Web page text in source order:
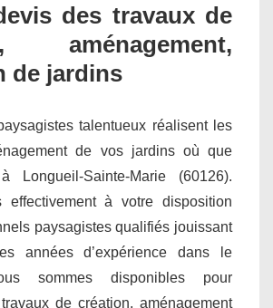
des travaux de
aménagement,
de jardins
talentueux réalisent les
de vos jardins où que
Longueil-Sainte-Marie (60126).
effectivement à votre disposition
paysagistes qualifiés jouissant
années d’expérience dans le
sommes disponibles pour
de création, aménagement